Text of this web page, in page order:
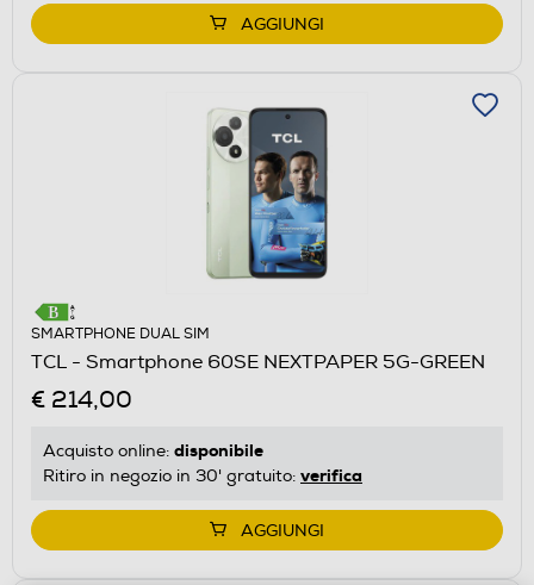
AGGIUNGI
SMARTPHONE DUAL SIM
TCL - Smartphone 60SE NEXTPAPER 5G-GREEN
€ 214,00
Acquisto online: disponibile
Ritiro in negozio in 30' gratuito: verifica
AGGIUNGI